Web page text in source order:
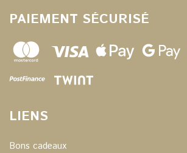
PAIEMENT SÉCURISÉ
LIENS
Bons cadeaux